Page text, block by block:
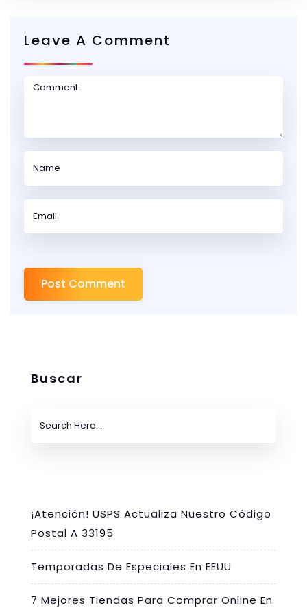
Leave A Comment
Buscar
¡Atención! USPS Actualiza Nuestro Código
Postal A 33195
Temporadas De Especiales En EEUU
7 Mejores Tiendas Para Comprar Online En